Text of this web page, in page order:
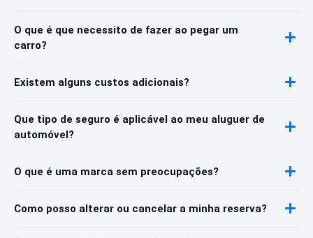
O que é que necessito de fazer ao pegar um
carro?
Existem alguns custos adicionais?
Que tipo de seguro é aplicável ao meu aluguer de
automóvel?
O que é uma marca sem preocupações?
Como posso alterar ou cancelar a minha reserva?